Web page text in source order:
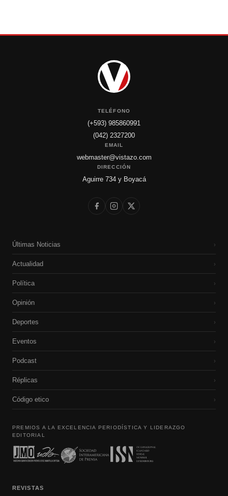
TELÉFONO
(+593) 985860991
(042) 2327200
EMAIL
webmaster@vistazo.com
DIRECCIÓN
Aguirre 734 y Boyacá
Últimas Noticias ›
Actualidad ›
Política ›
Opinión ›
Deportes ›
Eventos ›
Podcast ›
Réplicas ›
Código etico ›
PREMIOS A LA EXCELENCIA PERIODÍSTICA Y LIDERAZGO
EDITORIAL
REVISTAS